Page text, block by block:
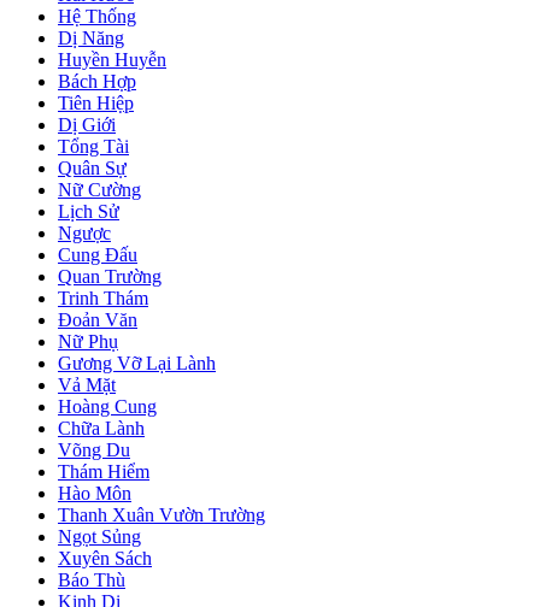
Hệ Thống
Dị Năng
Huyền Huyễn
Bách Hợp
Tiên Hiệp
Dị Giới
Tổng Tài
Quân Sự
Nữ Cường
Lịch Sử
Ngược
Cung Đấu
Quan Trường
Trinh Thám
Đoản Văn
Nữ Phụ
Gương Vỡ Lại Lành
Vả Mặt
Hoàng Cung
Chữa Lành
Võng Du
Thám Hiểm
Hào Môn
Thanh Xuân Vườn Trường
Ngọt Sủng
Xuyên Sách
Báo Thù
Kinh Dị